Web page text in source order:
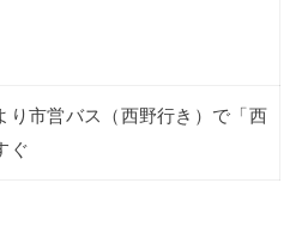
り市営バス（西野行き）で「西
ぐ